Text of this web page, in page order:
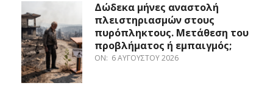
Δώδεκα μήνες αναστολή
πλειστηριασμών στους
πυρόπληκτους. Μετάθεση του
προβλήματος ή εμπαιγμός;
ON: 6 ΑΥΓΟΎΣΤΟΥ 2026